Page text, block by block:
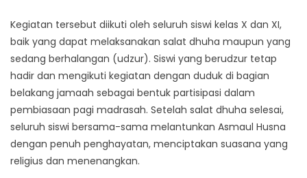
Kegiatan tersebut diikuti oleh seluruh siswi kelas X dan XI,
baik yang dapat melaksanakan salat dhuha maupun yang
sedang berhalangan (udzur). Siswi yang berudzur tetap
hadir dan mengikuti kegiatan dengan duduk di bagian
belakang jamaah sebagai bentuk partisipasi dalam
pembiasaan pagi madrasah. Setelah salat dhuha selesai,
seluruh siswi bersama-sama melantunkan Asmaul Husna
dengan penuh penghayatan, menciptakan suasana yang
religius dan menenangkan.